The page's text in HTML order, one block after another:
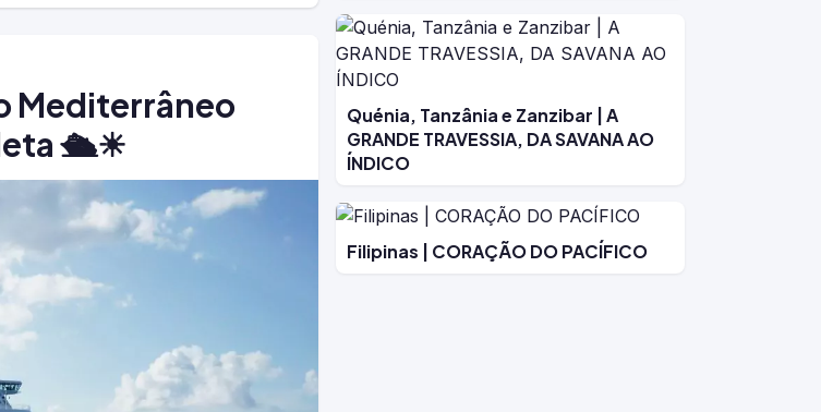
Mediterrâneo
🛳️☀
Quénia, Tanzânia e Zanzibar | A
GRANDE TRAVESSIA, DA SAVANA AO
ÍNDICO
Filipinas | CORAÇÃO DO PACÍFICO